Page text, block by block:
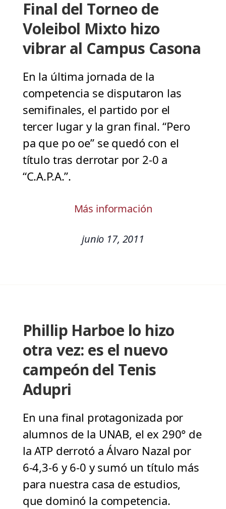
Final del Torneo de
Voleibol Mixto hizo
vibrar al Campus Casona
En la última jornada de la
competencia se disputaron las
semifinales, el partido por el
tercer lugar y la gran final. “Pero
pa que po oe” se quedó con el
título tras derrotar por 2-0 a
“C.A.P.A.”.
Más información
junio 17, 2011
Phillip Harboe lo hizo
otra vez: es el nuevo
campeón del Tenis
Adupri
En una final protagonizada por
alumnos de la UNAB, el ex 290° de
la ATP derrotó a Álvaro Nazal por
6-4,3-6 y 6-0 y sumó un título más
para nuestra casa de estudios,
que dominó la competencia.